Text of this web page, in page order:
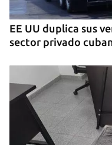
EE UU duplica sus
sector privado